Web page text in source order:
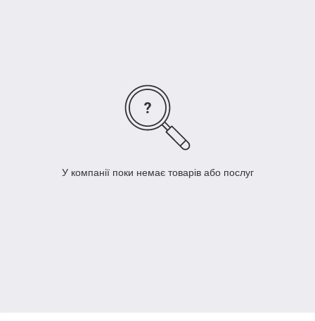
У компанії поки немає товарів або послуг